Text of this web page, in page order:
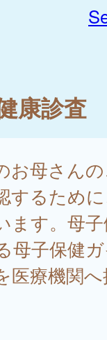
康診査
お母さん
するため
ます。母
母子保健
医療機関